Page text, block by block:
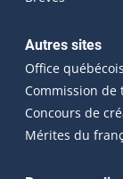
Autres sites
Office
Commission de
Concours de
Mérites du